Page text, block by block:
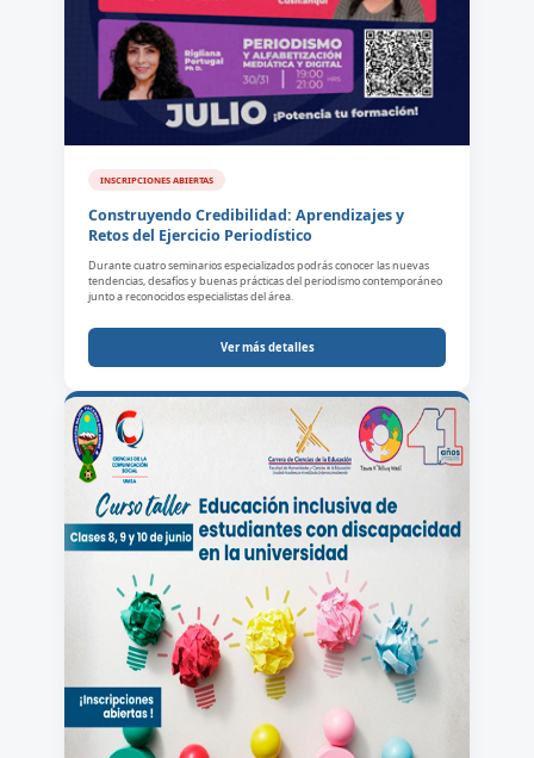
INSCRIPCIONES ABIERTAS
Construyendo Credibilidad: Aprendizajes y
Retos del Ejercicio Periodístico
Durante cuatro seminarios especializados podrás conocer las nuevas
tendencias, desafíos y buenas prácticas del periodismo contemporáneo
junto a reconocidos especialistas del área.
Ver más detalles